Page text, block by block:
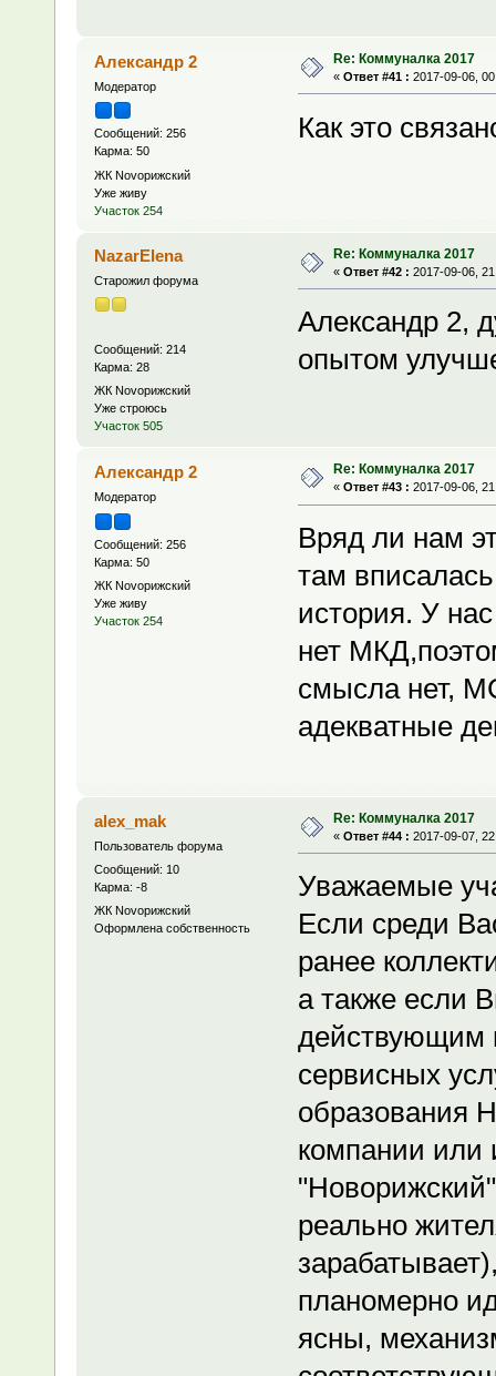
Александр 2
Модератор
Сообщений: 256
Карма: 50
ЖК Novoрижский
Уже живу
Участок 254
Re: Коммуналка 2017
« Ответ #41 : 2017-09-06,
Как это
NazarElena
Старожил форума
Сообщений: 214
Карма: 28
ЖК Novoрижский
Уже строюсь
Участок 505
Re: Коммуналка 2017
« Ответ #42 : 2017-09-06,
Александр 2,
опытом
Александр 2
Модератор
Сообщений: 256
Карма: 50
ЖК Novoрижский
Уже живу
Участок 254
Re: Коммуналка 2017
« Ответ #43 : 2017-09-06,
Вряд ли нам
там
история. У
нет
смысла нет,
адекватные
alex_mak
Пользователь форума
Сообщений: 10
Карма: -8
ЖК Novoрижский
Оформлена собственность
Re: Коммуналка 2017
« Ответ #44 : 2017-09-07,
Уважаемые
Если среди
ранее
а также если
действующим
сервисных
компании или
реально
планомерно
ясны,